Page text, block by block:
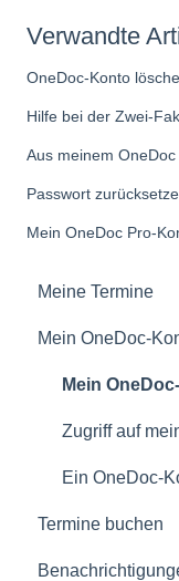
Verwandte
OneDoc-Konto
Hilfe bei der Zwei-
Aus meinem
Passwort
Mein OneDoc Pro-
Meine Termine
meine Termine
Mein OneDoc-
Mein
Zugriff auf
Ein OneDoc-
Termine buchen
Wie Sie einen